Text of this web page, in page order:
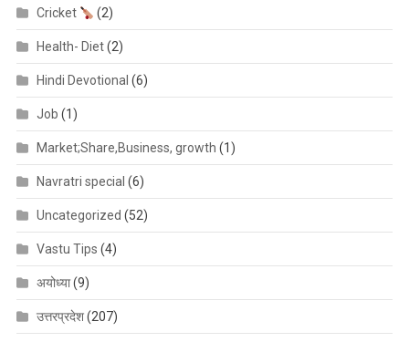
Cricket (2)
Health- Diet(2)
Hindi Devotional (6)
Job (1)
Market;Share,Business, growth (1)
Navratri special (6)
Uncategorized (52)
Vastu Tips (4)
अयोध्या(9)
उत्तरप्रदेश(207)